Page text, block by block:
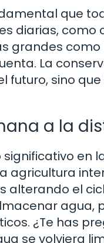
que
diarias, como
grandes
La
futuro, sino
a la
en
agricultura
el
agua,
¿Te has
se volviera